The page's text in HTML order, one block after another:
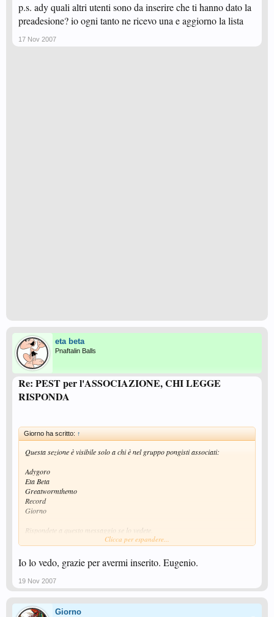
p.s. ady quali altri utenti sono da inserire che ti hanno dato la
preadesione? io ogni tanto ne ricevo una e aggiorno la lista
17 Nov 2007
eta beta
Pnaftalin Balls
Re: PEST per l'ASSOCIAZIONE, CHI LEGGE
RISPONDA
Giorno ha scritto: ↑
Questa sezione è visibile solo a chi è nel gruppo pongisti associati:
Adygoro
Eta Beta
Greatwormthemo
Record
Giorno
Rispondete a questo messaggio se lo vedete.
io ogni tanto ne ricevo una e aggiorno la lista
Clicca per espandere...
Io lo vedo, grazie per avermi inserito. Eugenio.
19 Nov 2007
Giorno